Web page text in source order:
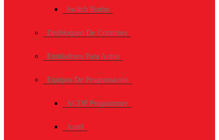
Switch Botón
Desbloqueo De Controles
Emuladores Para Autos
Equipos De Programación
ACDP Programmer
Autel